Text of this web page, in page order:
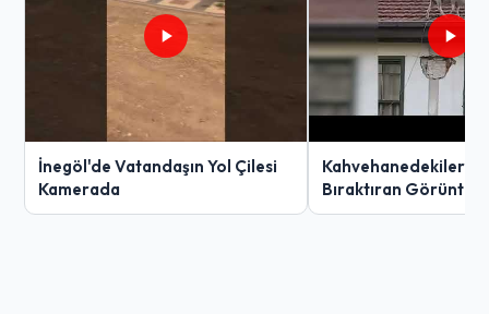
İnegöl'de Vatandaşın Yol Çilesi
Kamerada
Kahvehanedekiler
Bıraktıran Görüntü!